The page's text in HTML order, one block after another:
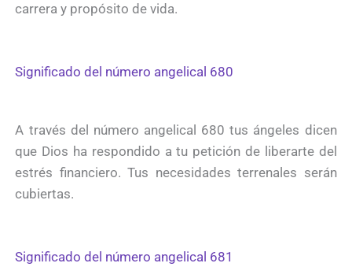
carrera y propósito de vida.
Significado del número angelical 680
A través del número angelical 680 tus ángeles dicen
que Dios ha respondido a tu petición de liberarte del
estrés financiero. Tus necesidades terrenales serán
cubiertas.
Significado del número angelical 681